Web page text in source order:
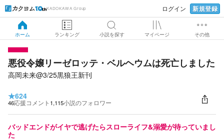
KADOKAWA Group ログイン 新規登録
ホーム ランキング 小説を探す マイページ その他
悪役令嬢リーゼロッテ・ベルヘウムは死亡しました
高岡未来@3/25黒狼王新刊
★624
46応援コメント 1,115小説のフォロワー
バッドエンドがイヤで逃げたらスローライフ&溺愛が待っていまし
た